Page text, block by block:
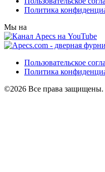
Политика
Мы на
Пользовательское
Политика
©2026 Все права